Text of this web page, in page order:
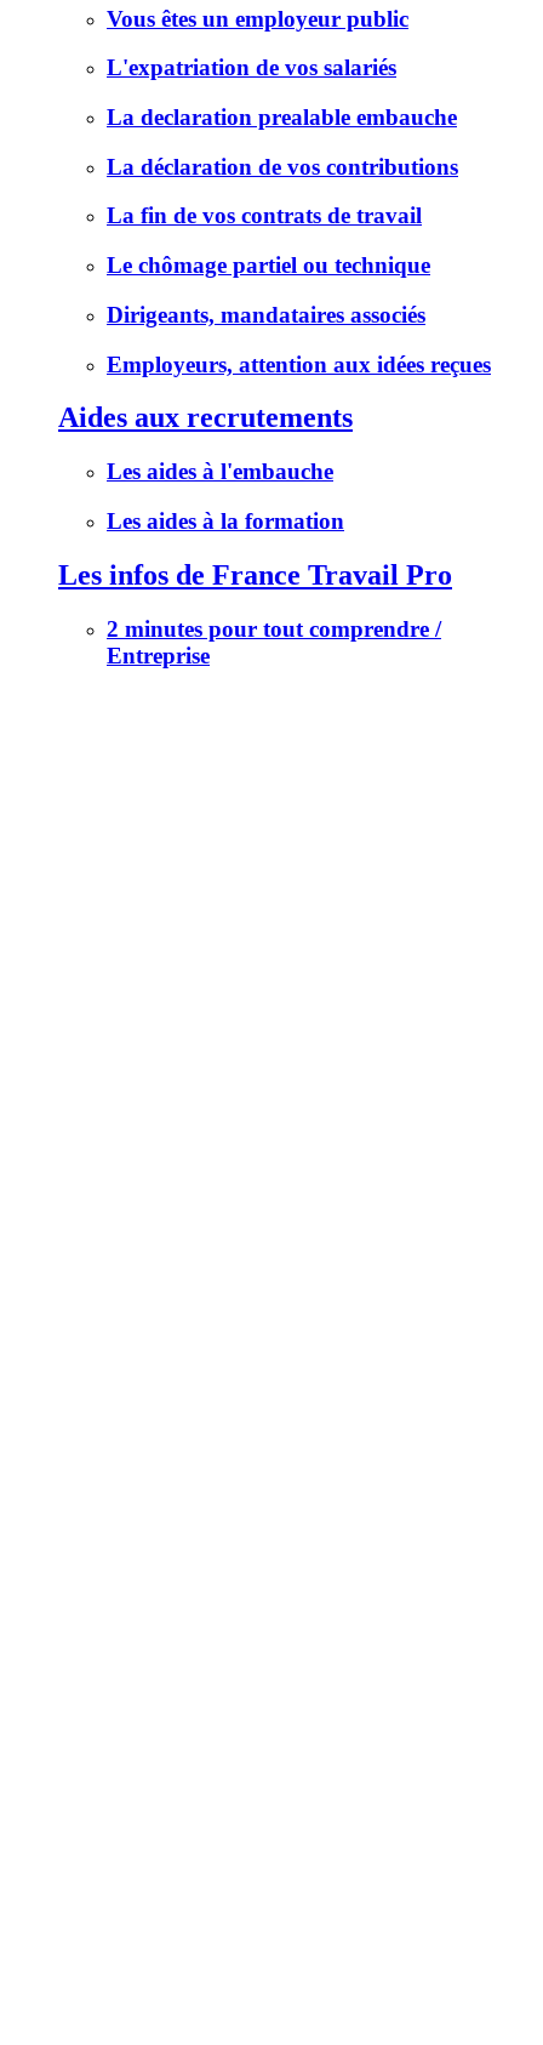
Vous êtes un employeur public
L'expatriation de vos salariés
La declaration prealable embauche
La déclaration de vos contributions
La fin de vos contrats de travail
Le chômage partiel ou technique
Dirigeants, mandataires associés
Employeurs, attention aux idées reçues
Aides aux recrutements
Les aides à l'embauche
Les aides à la formation
Les infos de France Travail Pro
2 minutes pour tout comprendre /
Entreprise